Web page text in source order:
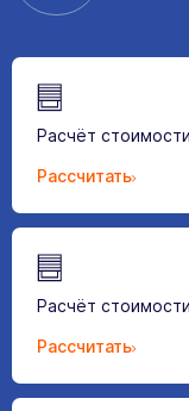
Расчёт
Рассчитать
Расчёт
Рассчитать